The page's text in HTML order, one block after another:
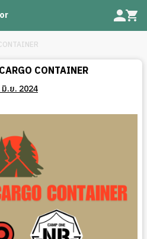
CONTAINER
.ย. 2024